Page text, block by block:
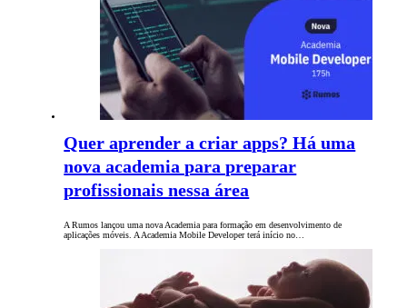
Quer aprender a criar apps? Há uma
nova academia para preparar
profissionais nessa área
A Rumos lançou uma nova Academia para formação em desenvolvimento de
aplicações móveis. A Academia Mobile Developer terá início no…